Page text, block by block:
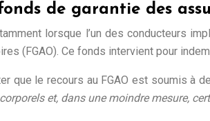
de garantie des
lorsque l’un des conducteurs
(FGAO). Ce fonds intervient pour
que le recours au FGAO est soumis à
et, dans une moindre mesure,